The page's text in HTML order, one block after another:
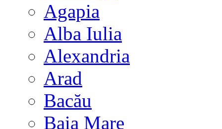
Agapia
Alba Iulia
Alexandria
Arad
Bacău
Baia Mare